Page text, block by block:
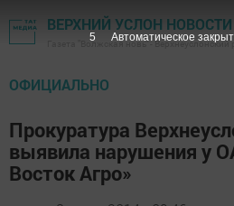
ВЕРХНИЙ УСЛОН НОВОСТИ
Газета "Волжская новь" - Верхнеуслонский
ОФИЦИАЛЬНО
Прокуратура
выявила нарушения у
Восток Агро»
4 Автоматическое